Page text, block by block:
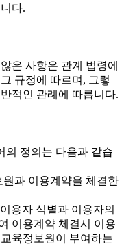
다.
은 사항은 관계 법령에
규정에 따르며, 그렇
적인 관례에 따릅니다.
의 정의는 다음과 같습
과 이용계약을 체결한
용자 식별과 이용자의
이용계약 체결시 이용
육정보원이 부여하는